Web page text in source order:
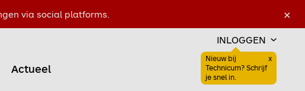
×
via social platforms.
INLOGGEN
Nieuw bij
Technicum? Schrijf
je snel in.
x
Actueel Zoeken